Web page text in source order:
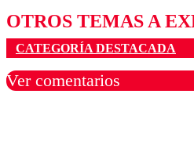
OTROS TEMAS A
CATEGORÍA DESTACADA
Ver comentarios